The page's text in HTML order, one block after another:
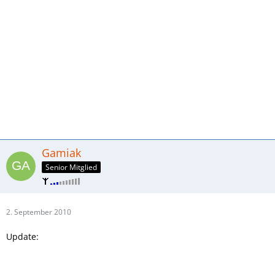
Gamiak
Senior Mitglied
2. September 2010
Update: